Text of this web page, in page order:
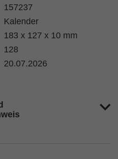
157237
Kalender
183 x 127 x 10 mm
128
20.07.2026